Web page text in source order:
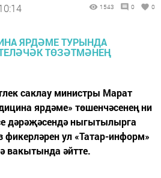
1543 0 0
саклау министры Марат
ярдәме» төшенчәсенең ни
дәрәҗәсендә ныгытылырга
фикерләрен ул «Татар-информ»
вакытында әйтте.